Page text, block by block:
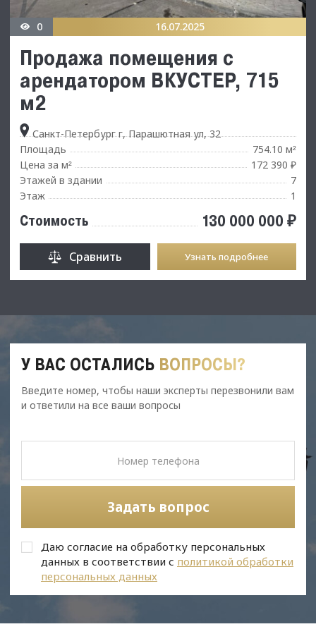
0 16.07.2025
Продажа помещения с
арендатором ВКУСТЕР, 715
м2
Санкт-Петербург г, Парашютная ул, 32
Площадь
754.10 м²
Цена за м²
172 390 ₽
Этажей в здании
7
Этаж
1
Стоимость 130 000 000 ₽
Сравнить Узнать подробнее
У ВАС ОСТАЛИСЬ ВОПРОСЫ?
Введите номер, чтобы наши эксперты перезвонили вам
и ответили на все ваши вопросы
Задать вопрос
Даю согласие на обработку персональных
данных в соответствии с политикой обработки
персональных данных